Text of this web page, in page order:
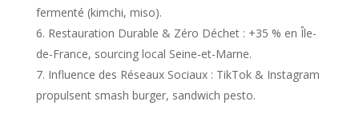
fermenté (kimchi, miso).
Restauration Durable & Zéro Déchet : +35 % en Île-
de-France, sourcing local Seine-et-Marne.
Influence des Réseaux Sociaux : TikTok & Instagram
propulsent smash burger, sandwich pesto.